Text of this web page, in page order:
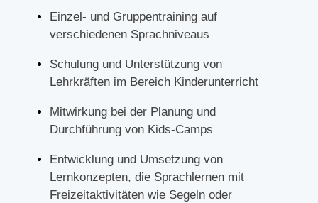
Einzel- und Gruppentraining auf
verschiedenen Sprachniveaus
Schulung und Unterstützung von
Lehrkräften im Bereich Kinderunterricht
Mitwirkung bei der Planung und
Durchführung von Kids-Camps
Entwicklung und Umsetzung von
Lernkonzepten, die Sprachlernen mit
Freizeitaktivitäten wie Segeln oder